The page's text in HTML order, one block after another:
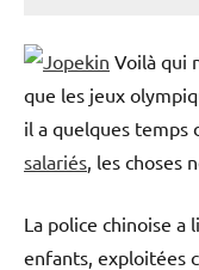
Voilà qui
que les jeux
il a quelques temps
salariés , les choses
La police chinoise a
enfants, exploitées